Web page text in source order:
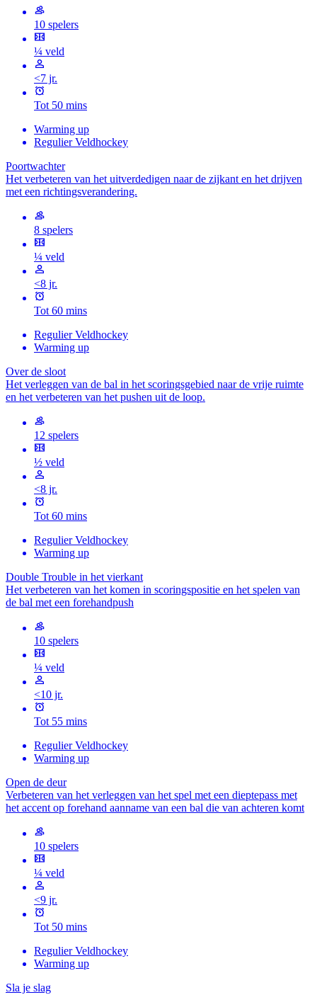
10 spelers
¼ veld
<7 jr.
Tot 50 mins
Warming up
Regulier Veldhockey
Poortwachter
Het verbeteren van het uitverdedigen naar de zijkant en het drijven
met een richtingsverandering.
8 spelers
¼ veld
<8 jr.
Tot 60 mins
Regulier Veldhockey
Warming up
Over de sloot
Het verleggen van de bal in het scoringsgebied naar de vrije ruimte
en het verbeteren van het pushen uit de loop.
12 spelers
½ veld
<8 jr.
Tot 60 mins
Regulier Veldhockey
Warming up
Double Trouble in het vierkant
Het verbeteren van het komen in scoringspositie en het spelen van
de bal met een forehandpush
10 spelers
¼ veld
<10 jr.
Tot 55 mins
Regulier Veldhockey
Warming up
Open de deur
Verbeteren van het verleggen van het spel met een dieptepass met
het accent op forehand aanname van een bal die van achteren komt
10 spelers
¼ veld
<9 jr.
Tot 50 mins
Regulier Veldhockey
Warming up
Sla je slag